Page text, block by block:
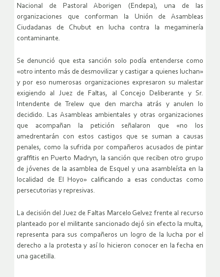
Nacional de Pastoral Aborigen (Endepa), una de las
organizaciones que conforman la Unión de Asambleas
Ciudadanas de Chubut en lucha contra la megaminería
contaminante.
Se denunció que esta sanción solo podía entenderse como
«otro intento más de desmovilizar y castigar a quienes luchan»
y por eso numerosas organizaciones expresaron su malestar
exigiendo al Juez de Faltas, al Concejo Deliberante y Sr.
Intendente de Trelew que den marcha atrás y anulen lo
decidido. Las Asambleas ambientales y otras organizaciones
que acompañan la petición señalaron que «no los
amedrentarán con estos castigos que se suman a causas
penales, como la sufrida por compañeros acusados de pintar
graffitis en Puerto Madryn, la sanción que reciben otro grupo
de jóvenes de la asamblea de Esquel y una asambleísta en la
localidad de El Hoyo» calificando a esas conductas como
persecutorias y represivas.
La decisión del Juez de Faltas Marcelo Gelvez frente al recurso
planteado por el militante sancionado dejó sin efecto la multa,
representa para sus compañeros un logro de la lucha por el
derecho a la protesta y así lo hicieron conocer en la fecha en
una gacetilla.